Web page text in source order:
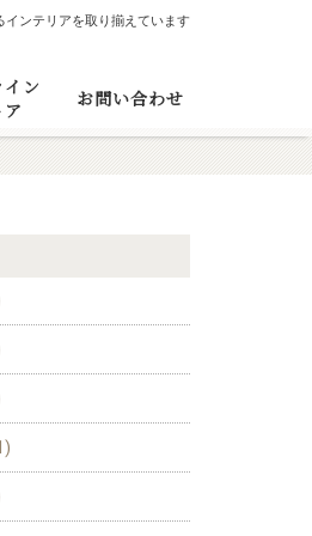
インテリアを取り揃えています
ン
お問い合わせ